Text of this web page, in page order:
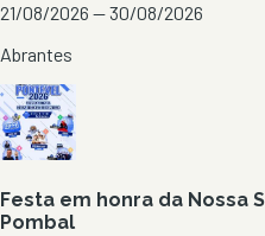
21/08/2026 — 30/08/2026
Abrantes
Festa em honra da Nossa
Pombal